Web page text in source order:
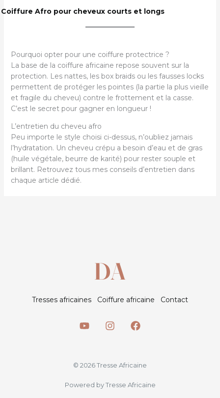
Coiffure Afro pour cheveux courts et longs
Pourquoi opter pour une coiffure protectrice ?
La base de la coiffure africaine repose souvent sur la
protection. Les nattes, les box braids ou les fausses locks
permettent de protéger les pointes (la partie la plus vieille
et fragile du cheveu) contre le frottement et la casse.
C’est le secret pour gagner en longueur !
L’entretien du cheveu afro
Peu importe le style choisi ci-dessus, n’oubliez jamais
l’hydratation. Un cheveu crépu a besoin d’eau et de gras
(huile végétale, beurre de karité) pour rester souple et
brillant. Retrouvez tous mes conseils d’entretien dans
chaque article dédié.
Tresses africaines Coiffure africaine Contact
© 2026 Tresse Africaine
Powered by Tresse Africaine